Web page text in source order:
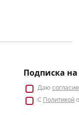
Подписка
Даю согласие
С Политикой